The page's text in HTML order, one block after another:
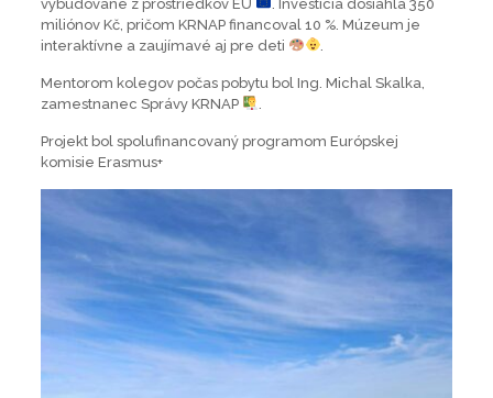
vybudované z prostriedkov EÚ
. Investícia dosiahla 350
miliónov Kč, pričom KRNAP financoval 10 %. Múzeum je
interaktívne a zaujímavé aj pre deti
Mentorom kolegov počas pobytu bol Ing. Michal Skalka,
zamestnanec Správy KRNAP
Projekt bol spolufinancovaný programom Európskej
komisie Erasmus+